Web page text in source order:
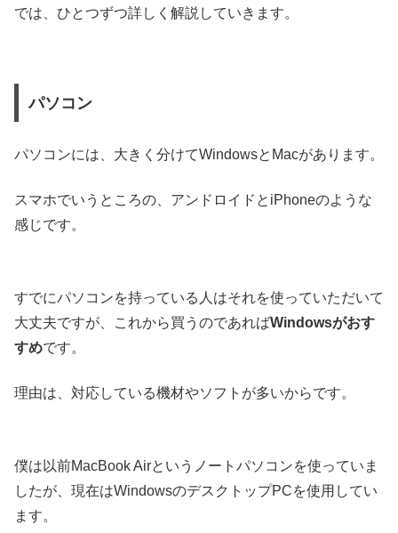
では、ひとつずつ詳しく解説していきます。
パソコン
パソコンには、大きく分けてWindowsとMacがあります。
スマホでいうところの、アンドロイドとiPhoneのような
感じです。
すでにパソコンを持っている人はそれを使っていただいて
大丈夫ですが、これから買うのであればWindowsがおす
すめです。
理由は、対応している機材やソフトが多いからです。
僕は以前MacBook Airというノートパソコンを使っていま
したが、現在はWindowsのデスクトップPCを使用してい
ます。